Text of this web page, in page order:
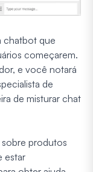
chatbot que
começarem.
e você notará
de
de misturar chat
produtos
estar